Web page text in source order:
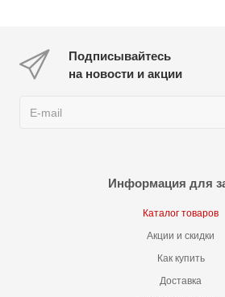
Подписывайтесь
на новости и акции
Информация для
Каталог товаров
Акции и скидки
Как купить
Доставка